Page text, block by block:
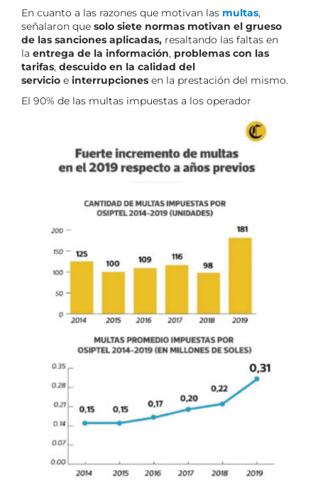
En cuanto a las razones que motivan las multas,
señalaron que solo siete normas motivan el grueso
de las sanciones aplicadas, resaltando las faltas en
la entrega de la información, problemas con las
tarifas, descuido en la calidad del
servicio e interrupciones en la prestación del mismo.
El 90% de las multas impuestas a los operador